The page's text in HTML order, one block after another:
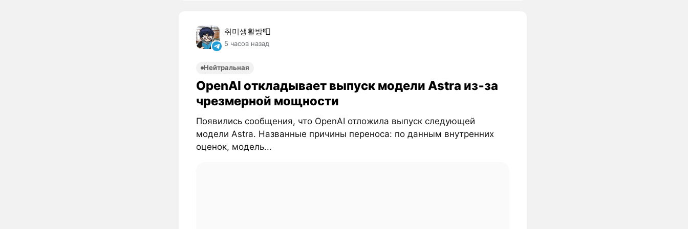
취미생활방📮
5 часов назад
Нейтральная
OpenAI откладывает выпуск модели Astra из‑за
чрезмерной мощности
Появились сообщения, что OpenAI отложила выпуск следующей
модели Astra. Названные причины переноса: по данным внутренних
оценок, модель...